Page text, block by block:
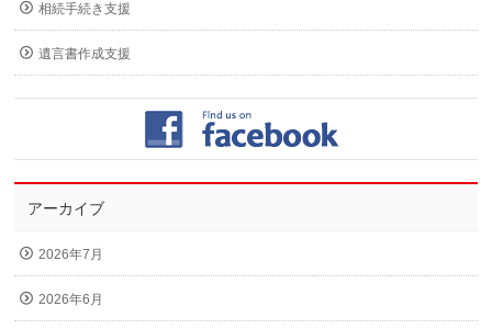
相続手続き支援
遺言書作成支援
アーカイブ
2026年7月
2026年6月